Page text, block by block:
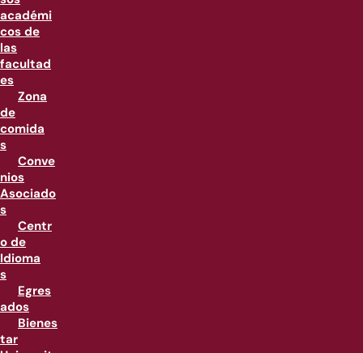
académi
cos de
las
facultad
es
Zona
de
comida
s
Conve
nios
Asociado
s
Centr
o de
Idioma
s
Egres
ados
Bienes
tar